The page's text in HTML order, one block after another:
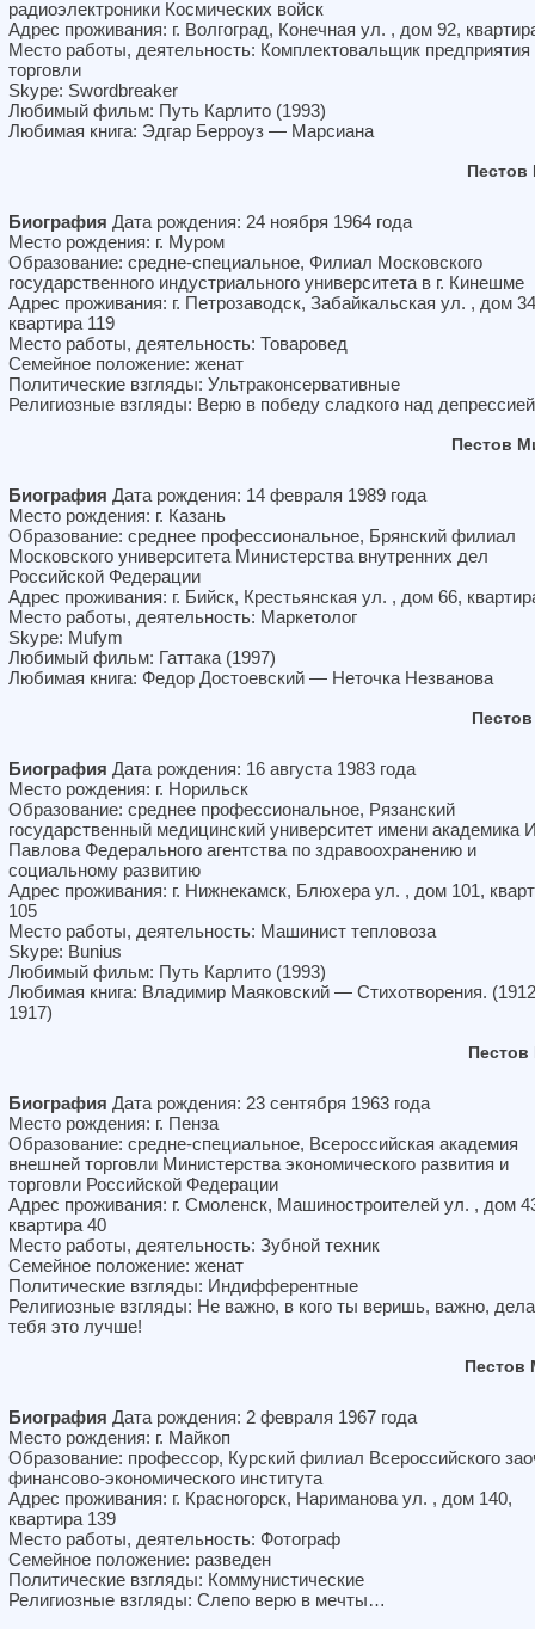
радиоэлектроники Космических войск
Адрес проживания: г. Волгоград, Конечная ул. , дом 92,
Место работы, деятельность: Комплектовальщик предприятия
торговли
Skype: Swordbreaker
Любимый фильм: Путь Карлито (1993)
Любимая книга: Эдгар Берроуз — Марсиана
Пестов
Биография Дата рождения: 24 ноября 1964 года
Место рождения: г. Муром
Образование: средне-специальное, Филиал Московского
государственного индустриального университета в г. Кинешме
Адрес проживания: г. Петрозаводск, Забайкальская ул. , дом
квартира 119
Место работы, деятельность: Товаровед
Семейное положение: женат
Политические взгляды: Ультраконсервативные
Религиозные взгляды: Верю в победу сладкого над депрессией
Пестов
Биография Дата рождения: 14 февраля 1989 года
Место рождения: г. Казань
Образование: среднее профессиональное, Брянский филиал
Московского университета Министерства внутренних дел
Российской Федерации
Адрес проживания: г. Бийск, Крестьянская ул. , дом 66,
Место работы, деятельность: Маркетолог
Skype: Mufym
Любимый фильм: Гаттака (1997)
Любимая книга: Федор Достоевский — Неточка Незванова
Биография Дата рождения: 16 августа 1983 года
Место рождения: г. Норильск
Образование: среднее профессиональное, Рязанский
государственный медицинский университет имени академика
Павлова Федерального агентства по здравоохранению и
социальному развитию
Адрес проживания: г. Нижнекамск, Блюхера ул. , дом 101,
105
Место работы, деятельность: Машинист тепловоза
Skype: Bunius
Любимый фильм: Путь Карлито (1993)
Любимая книга: Владимир Маяковский — Стихотворения.
1917)
Биография Дата рождения: 23 сентября 1963 года
Место рождения: г. Пенза
Образование: средне-специальное, Всероссийская академия
внешней торговли Министерства экономического развития и
торговли Российской Федерации
Адрес проживания: г. Смоленск, Машиностроителей ул. , дом
квартира 40
Место работы, деятельность: Зубной техник
Семейное положение: женат
Политические взгляды: Индифферентные
Религиозные взгляды: Не важно, в кого ты веришь, важно,
тебя это лучше!
Пестов
Биография Дата рождения: 2 февраля 1967 года
Место рождения: г. Майкоп
Образование: профессор, Курский филиал Всероссийского
финансово-экономического института
Адрес проживания: г. Красногорск, Нариманова ул. , дом 140,
квартира 139
Место работы, деятельность: Фотограф
Семейное положение: разведен
Политические взгляды: Коммунистические
Религиозные взгляды: Слепо верю в мечты…